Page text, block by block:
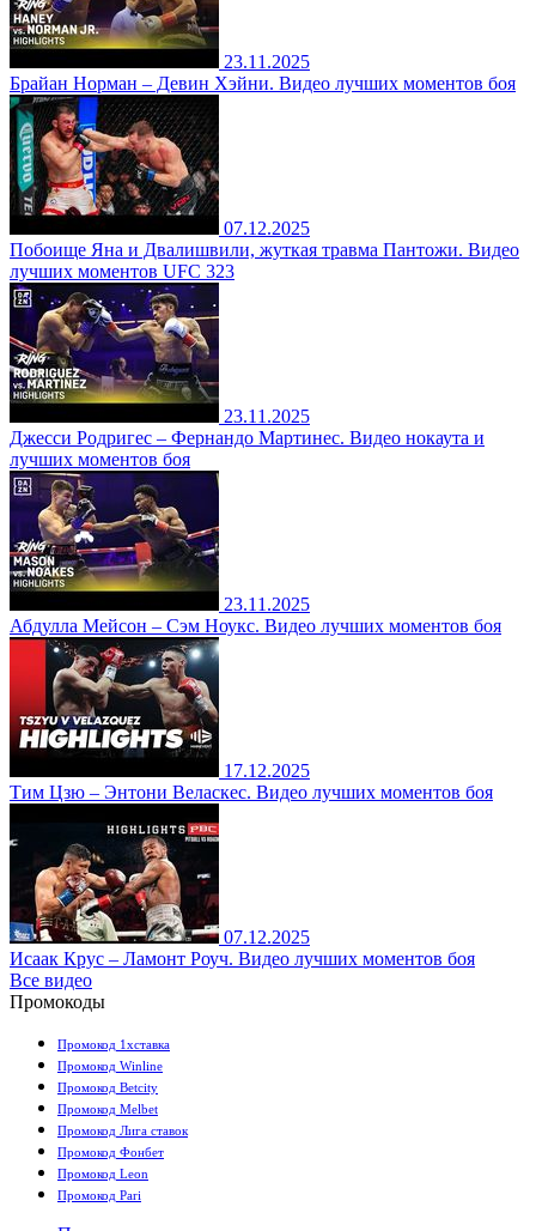
23.11.2025
Брайан Норман – Девин Хэйни. Видео лучших моментов боя
07.12.2025
Побоище Яна и Двалишвили, жуткая травма Пантожи. Видео
лучших моментов UFC 323
23.11.2025
Джесси Родригес – Фернандо Мартинес. Видео нокаута и
лучших моментов боя
23.11.2025
Абдулла Мейсон – Сэм Ноукс. Видео лучших моментов боя
17.12.2025
Тим Цзю – Энтони Веласкес. Видео лучших моментов боя
07.12.2025
Исаак Крус – Ламонт Роуч. Видео лучших моментов боя
Все видео
Промокоды
Промокод 1хставка
Промокод Winline
Промокод Betcity
Промокод Melbet
Промокод Лига ставок
Промокод Фонбет
Промокод Leon
Промокод Pari